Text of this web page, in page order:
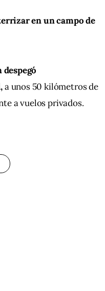
en un campo de
despegó
a unos 50 kilómetros de
a vuelos privados.